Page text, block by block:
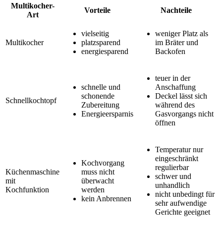
Multikocher-
Art
Vorteile Nachteile
Multikocher
vielseitig
platzsparend
energiesparend
weniger Platz als
im Bräter und
Backofen
Schnellkochtopf
schnelle und
schonende
Zubereitung
Energieersparnis
teuer in der
Anschaffung
Deckel lässt sich
während des
Gasvorgangs nicht
öffnen
Küchenmaschine
mit
Kochfunktion
Kochvorgang
muss nicht
überwacht
werden
kein Anbrennen
Temperatur nur
eingeschränkt
regulierbar
schwer und
unhandlich
nicht unbedingt für
sehr aufwendige
Gerichte geeignet